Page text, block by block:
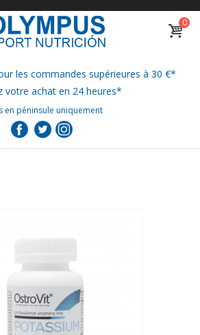
0
les commandes supérieures à 30 €*
votre achat en 24 heures*
en péninsule uniquement